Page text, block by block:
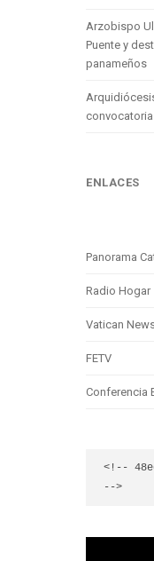
Arzobispo
Puente y
panameños
convocatoria
ENLACES
Panorama
Radio Hogar
Vatican
FETV
Conferencia
<!--
-->